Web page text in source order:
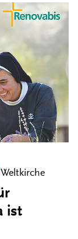
Weltkirche
ist